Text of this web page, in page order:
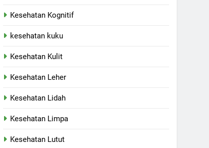
Kesehatan Kognitif
kesehatan kuku
Kesehatan Kulit
Kesehatan Leher
Kesehatan Lidah
Kesehatan Limpa
Kesehatan Lutut